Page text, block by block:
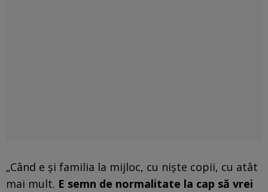
„Când e și familia la mijloc, cu niște copii, cu atât
mai mult. E semn de normalitate la cap să vrei